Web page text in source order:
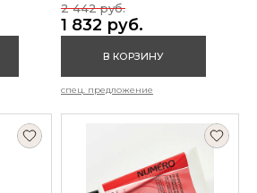
1 832 руб.
2 442 руб.
В КОРЗИНУ
спец. предложение